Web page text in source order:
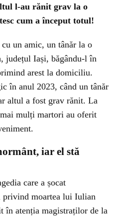
l-au rănit grav la o
cum a început totul!
un amic, un tânăr la o
județul Iași, băgându-l în
arest la domiciliu.
în anul 2023, când un tânăr
altul a fost grav rănit. La
mulți martori au oferit
iar el stă
care a șocat
privind moartea lui Iulian
în atenția magistraților de la